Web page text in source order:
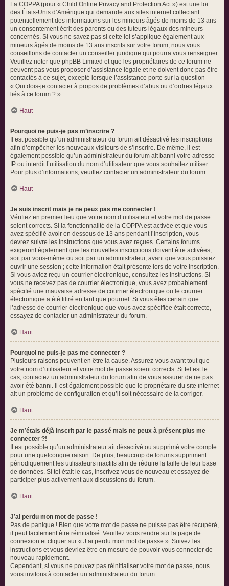
La COPPA (pour « Child Online Privacy and Protection Act ») est une loi
des États-Unis d’Amérique qui demande aux sites internet collectant
potentiellement des informations sur les mineurs âgés de moins de 13 ans
un consentement écrit des parents ou des tuteurs légaux des mineurs
concernés. Si vous ne savez pas si cette loi s’applique également aux
mineurs âgés de moins de 13 ans inscrits sur votre forum, nous vous
conseillons de contacter un conseiller juridique qui pourra vous renseigner.
Veuillez noter que phpBB Limited et que les propriétaires de ce forum ne
peuvent pas vous proposer d’assistance légale et ne doivent donc pas être
contactés à ce sujet, excepté lorsque l’assistance porte sur la question
« Qui dois-je contacter à propos de problèmes d’abus ou d’ordres légaux
liés à ce forum ? ».
Haut
Pourquoi ne puis-je pas m’inscrire ?
Il est possible qu’un administrateur du forum ait désactivé les inscriptions
afin d’empêcher les nouveaux visiteurs de s’inscrire. De même, il est
également possible qu’un administrateur du forum ait banni votre adresse
IP ou interdit l’utilisation du nom d’utilisateur que vous souhaitez utiliser.
Pour plus d’informations, veuillez contacter un administrateur du forum.
Haut
Je suis inscrit mais je ne peux pas me connecter !
Vérifiez en premier lieu que votre nom d’utilisateur et votre mot de passe
soient corrects. Si la fonctionnalité de la COPPA est activée et que vous
avez spécifié avoir en dessous de 13 ans pendant l’inscription, vous
devrez suivre les instructions que vous avez reçues. Certains forums
exigeront également que les nouvelles inscriptions doivent être activées,
soit par vous-même ou soit par un administrateur, avant que vous puissiez
ouvrir une session ; cette information était présente lors de votre inscription.
Si vous aviez reçu un courrier électronique, consultez les instructions. Si
vous ne recevez pas de courrier électronique, vous avez probablement
spécifié une mauvaise adresse de courrier électronique ou le courrier
électronique a été filtré en tant que pourriel. Si vous êtes certain que
l’adresse de courrier électronique que vous avez spécifiée était correcte,
essayez de contacter un administrateur du forum.
Haut
Pourquoi ne puis-je pas me connecter ?
Plusieurs raisons peuvent en être la cause. Assurez-vous avant tout que
votre nom d’utilisateur et votre mot de passe soient corrects. Si tel est le
cas, contactez un administrateur du forum afin de vous assurer de ne pas
avoir été banni. Il est également possible que le propriétaire du site internet
ait un problème de configuration et qu’il soit nécessaire de la corriger.
Haut
Je m’étais déjà inscrit par le passé mais ne peux à présent plus me
connecter ?!
Il est possible qu’un administrateur ait désactivé ou supprimé votre compte
pour une quelconque raison. De plus, beaucoup de forums suppriment
périodiquement les utilisateurs inactifs afin de réduire la taille de leur base
de données. Si tel était le cas, inscrivez-vous de nouveau et essayez de
participer plus activement aux discussions du forum.
Haut
J’ai perdu mon mot de passe !
Pas de panique ! Bien que votre mot de passe ne puisse pas être récupéré,
il peut facilement être réinitialisé. Veuillez vous rendre sur la page de
connexion et cliquer sur « J’ai perdu mon mot de passe ». Suivez les
instructions et vous devriez être en mesure de pouvoir vous connecter de
nouveau rapidement.
Cependant, si vous ne pouvez pas réinitialiser votre mot de passe, nous
vous invitons à contacter un administrateur du forum.